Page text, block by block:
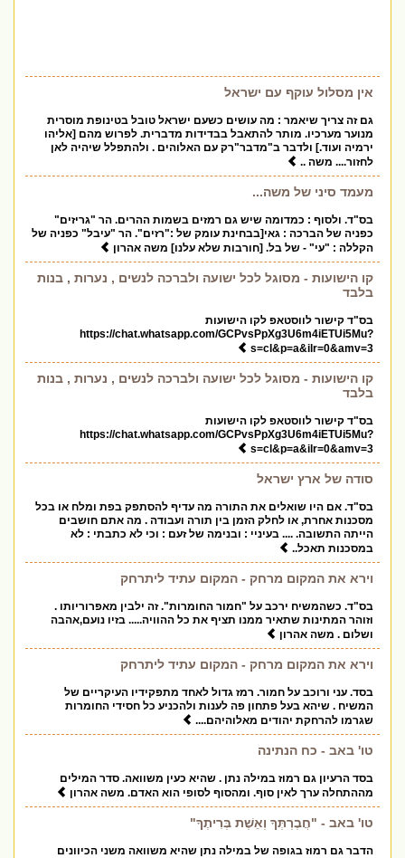
אין מסלול עוקף עם ישראל
גם זה צריך שיאמר : מה עושים כשעם ישראל טובל בטינופת מוסרית
מנוער מערכיו. מותר להתאבל בבדידות מדברית. לפרוש מהם [אליהו
ירמיה ועוד.] ולדבר ב"מדבר"רק עם האלוהים . ולהתפלל שיהיה לאן
לחזור.... משה ..
מעמד סיני של משה...
בס"ד. ולסוף : כמדומה שיש גם רמזים בשמות ההרים. הר "גריזים"
כפניה של הברכה : גאי[בבחינת עומק של :"רזים". הר "עיבל" כפניה של
הקללה : "עי" - של בל. [חורבות שלא עלנו] משה אהרון
קו הישועות - מסוגל לכל ישועה ולברכה לנשים , נערות , בנות
בלבד
בס"ד קישור לווסטאפ לקו הישועות
https://chat.whatsapp.com/GCPvsPpXg3U6m4iETUi5Mu?
s=cl&p=a&ilr=0&amv=3
קו הישועות - מסוגל לכל ישועה ולברכה לנשים , נערות , בנות
בלבד
בס"ד קישור לווסטאפ לקו הישועות
https://chat.whatsapp.com/GCPvsPpXg3U6m4iETUi5Mu?
s=cl&p=a&ilr=0&amv=3
סודה של ארץ ישראל
בס"ד. אם היו שואלים את התורה מה עדיף להסתפק בפת ומלח או בכל
מסכנות אחרת, או לחלק הזמן בין תורה ועבודה . מה אתם חושבים
הייתה התשובה. .... בעיניי : ובנימה של זעם : וכי לא כתבתי : לא
במסכנות תאכל..
וירא את המקום מרחק - המקום עתיד ליתרחק
בס"ד. כשהמשיח ירכב על "חמור החומרות". זה ילבין מאפרוריותו .
וזוהר המתינות שתאיר ממנו תציף את כל ההוויה..... בזיו נועם,אהבה
ושלום . משה אהרון
וירא את המקום מרחק - המקום עתיד ליתרחק
בסד. עני ורוכב על חמור. רמז גדול לאחד מתפקידיו העיקריים של
המשיח . שיהא בעל פתחון פה לענות ולהכניע כל חסידי החומרות
שגרמו להרחקת יהודים מאלוהיהם....
טו' באב - כח הנתינה
בסד הרעיון גם רמוז במילה נתן . שהיא כעין משוואה. סדר המילים
מההתחלה ערך לאין סוף. ומהסוף לסופי הוא האדם. משה אהרון
טו' באב - "חֲבֶרְתְּךָ וְאֵשֶׁת בְּרִיתֶךָ"
הדבר גם רמוז בגופה של במילה נתן שהיא משוואה משני הכיוונים